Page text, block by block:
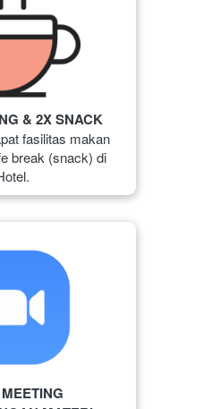
& 2X SNACK
fasilitas makan
break (snack) di